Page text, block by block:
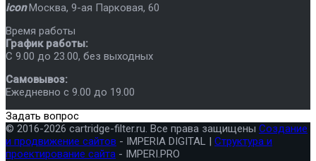
icon Москва, 9-ая Парковая, 60
Время работы
График работы:
C 9.00 до 23.00, без выходных
Самовывоз:
Ежедневно с 9.00 до 19.00
Задать вопрос
© 2016-2026 cartridge-filter.ru. Все права защищены Создание
и продвижение сайтов - IMPERIA DIGITAL | Структура и
проектирование сайта - IMPERI.PRO